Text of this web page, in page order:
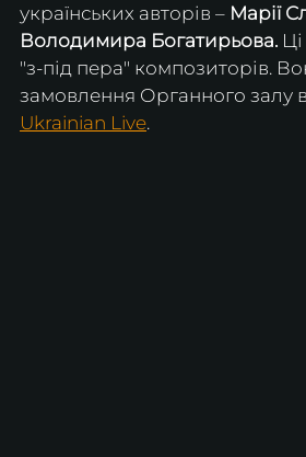
українських авторів – Марії
Володимира Богатирьова.
"з-під пера" композиторів.
замовлення Органного залу
Ukrainian Live.